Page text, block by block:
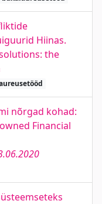
Hiinas.
the
nõrgad kohad:
Financial